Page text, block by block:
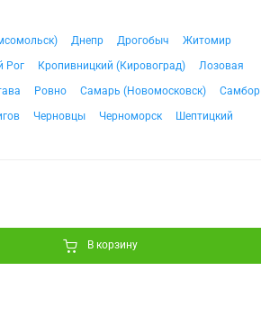
Днепр Дрогобыч
Житомир
Рог Кропивницкий (Кировоград)
Лозовая
Ровно Самарь (Новомосковск)
Самбор
Черновцы Черноморск Шептицкий
В корзину